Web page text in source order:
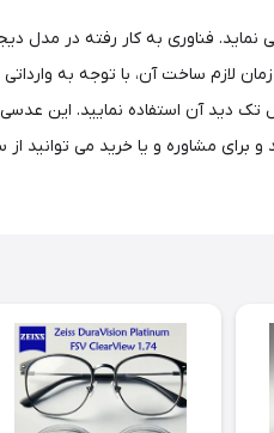
فناوری به کار رفته در مدل
دید آن استفاده نمایید. این عدسی